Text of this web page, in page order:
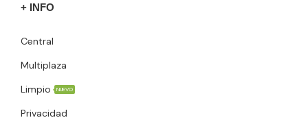
+ INFO
Central
Multiplaza
Limpio
NUEVO
Privacidad